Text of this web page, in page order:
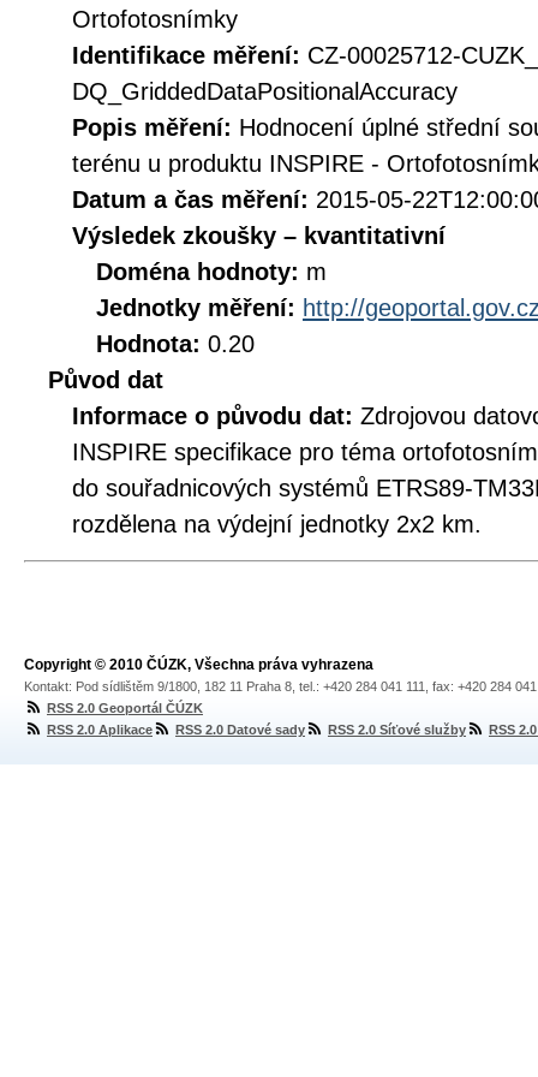
Ortofotosnímky
Identifikace měření: CZ-00025712-
DQ_GriddedDataPositionalAccuracy
Popis měření: Hodnocení úplné střední
terénu u produktu INSPIRE -
Datum a čas měření: 2015-05-
Výsledek zkoušky – kvantitativní
Doména hodnoty: m
Jednotky měření: http://
Hodnota: 0.20
Původ dat
Informace o původu dat: Zdrojovou
INSPIRE specifikace pro téma
do souřadnicových systémů ETRS89-
rozdělena na výdejní jednotky 2x2 km.
Copyright © 2010 ČÚZK, Všechna práva vyhrazena
Kontakt: Pod sídlištěm 9/1800, 182 11 Praha 8, tel.: +420 284 041 111, fax: +420 284
RSS 2.0 Geoportál ČÚZK
RSS 2.0 Aplikace
RSS 2.0 Datové sady RSS 2.0 Síťové služby RSS